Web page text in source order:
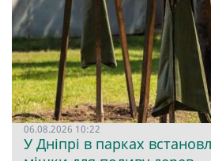
06.08.2026 10:22
У Дніпрі в парках